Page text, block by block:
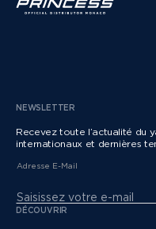
NEWSLETTER
Recevez toute l’actualité du
internationaux et dernières
Adresse E-Mail
DÉCOUVRIR